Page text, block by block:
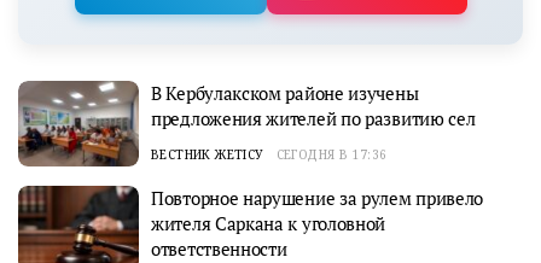
В Кербулакском районе изучены
предложения жителей по развитию сел
ВЕСТНИК ЖЕТІСУ СЕГОДНЯ В 17:36
Повторное нарушение за рулем привело
жителя Саркана к уголовной
ответственности